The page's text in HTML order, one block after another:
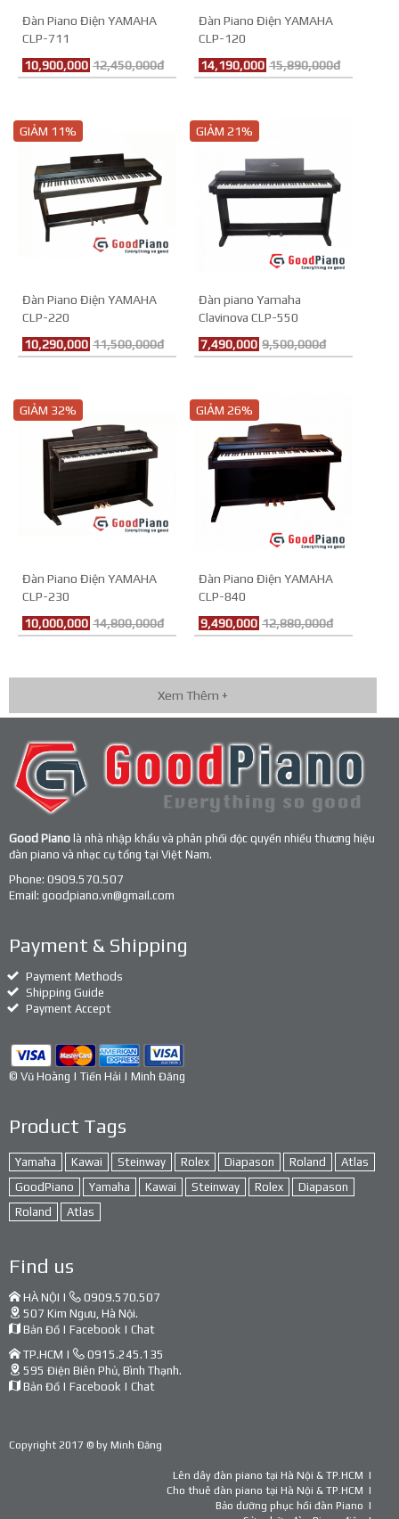
Đàn Piano Điện YAMAHA
CLP-711
10,900,000 12,450,000đ
Đàn Piano Điện YAMAHA
CLP-120
14,190,000 15,890,000đ
GIẢM 11%
Đàn Piano Điện YAMAHA
CLP-220
10,290,000 11,500,000đ
GIẢM 21%
Đàn piano Yamaha
Clavinova CLP-550
7,490,000 9,500,000đ
GIẢM 32%
Đàn Piano Điện YAMAHA
CLP-230
10,000,000 14,800,000đ
GIẢM 26%
Đàn Piano Điện YAMAHA
CLP-840
9,490,000 12,880,000đ
Xem Thêm +
Good Piano là nhà nhập khẩu và phân phối độc quyền nhiều thương hiệu
đàn piano và nhạc cụ tổng tại Việt Nam.
Phone: 0909.570.507
Email: goodpiano.vn@gmail.com
Payment & Shipping
Payment Methods
Shipping Guide
Payment Accept
© Vũ Hoàng | Tiến Hải | Minh Đăng
Product Tags
Yamaha Kawai Steinway Rolex Diapason Roland
Atlas
GoodPiano
Yamaha Kawai Steinway Rolex
Diapason
Roland
Atlas
Find us
HÀ NỘI |
0909.570.507
507 Kim Ngưu, Hà Nội.
Bản Đồ | Facebook | Chat
TP.HCM |
0915.245.135
595 Điện Biên Phủ, Bình Thạnh.
Bản Đồ | Facebook | Chat
Copyright 2017 © by Minh Đăng
Lên dây đàn piano tại Hà Nội & TP.HCM
Cho thuê đàn piano tại Hà Nội & TP.HCM
Bảo dưỡng phục hồi đàn Piano